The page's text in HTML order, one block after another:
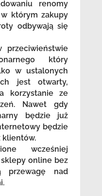
renomy
którym zakupy
odbywają się
przeciwieństwie
który
w ustalonych
jest otwarty,
korzystanie ze
Nawet gdy
będzie już
będzie
klientów.
wcześniej
online bez
przewagę nad